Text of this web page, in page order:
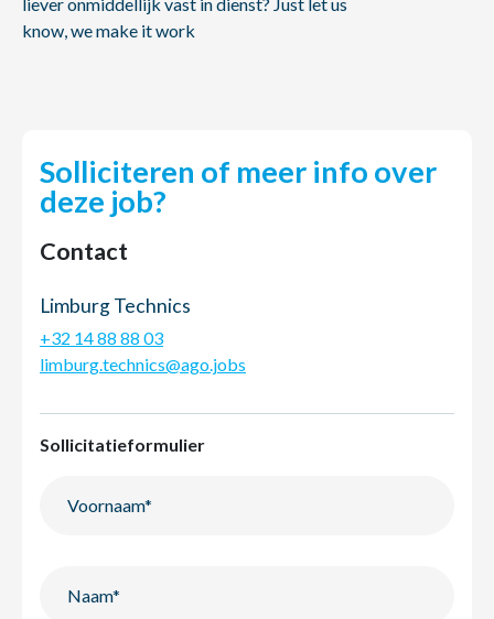
know, we make it work
Solliciteren of meer info over
deze job?
Contact
Limburg Technics
+32 14 88 88 03
limburg.technics@ago.jobs
Sollicitatieformulier